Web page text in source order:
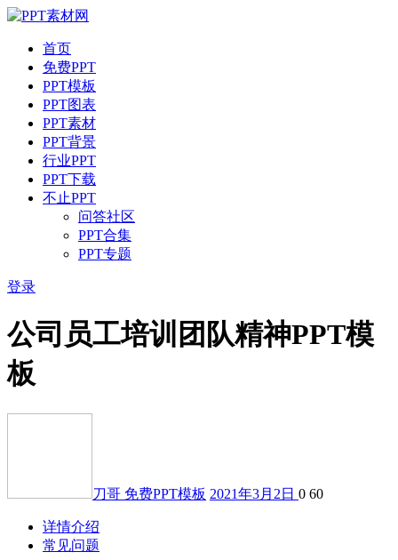
首页
免费PPT
PPT模板
PPT图表
PPT素材
PPT背景
行业PPT
PPT下载
不止PPT
问答社区
PPT合集
PPT专题
登录
公司员工培训团队精神PPT模
板
刀哥 免费PPT模板 2021年3月2日 0 60
详情介绍
常见问题